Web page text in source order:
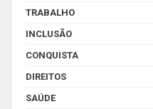
TRABALHO
INCLUSÃO
CONQUISTA
DIREITOS
SAÚDE